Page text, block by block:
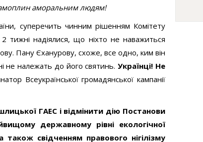
аморальним людям!
суперечить чинним рішенням Комітету
тижні надіялися, що ніхто не наважиться
Пану Єханурову, схоже, все одно, ким він
не належать до його святинь.Українці! Не
Всеукраїнської громадянської кампанії
ГАЕС і відмінити дію Постанови
державному рівні екологічної
свідченням правового нігілізму